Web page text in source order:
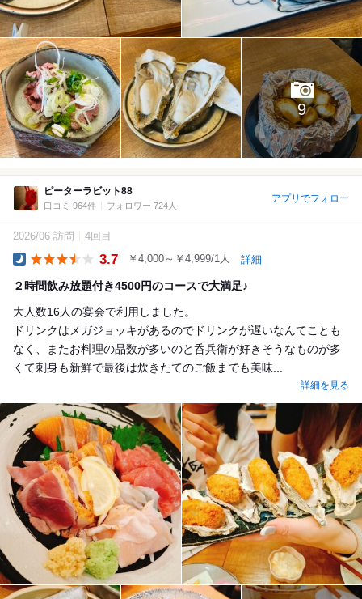
9
ピーターラビット88
口コミ 964件 フォロワー 724人
アプリでフォロー
2026/06 訪問 4回目
3.7 ￥4,000～￥4,999/1人 詳細
２時間飲み放題付き4500円のコースで大満足♪
大人数16人の宴会で利用しました。
ドリンクはメガジョッキがあるのでドリンクが遅いなんてことも
なく、またお料理の品数が多いのと呑兵衛が好きそうなものが多
くて刺身も新鮮で最後は炊きたてのご飯までも美味...
詳細を見る